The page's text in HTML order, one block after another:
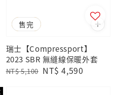
優惠
售完
瑞士【Compressport】
2023 SBR 無縫線保暖外套
Regular
NT$ 5,100 Sale
NT$ 4,590